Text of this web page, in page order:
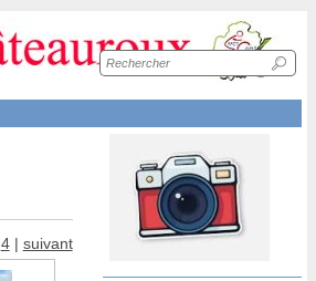
Recherche
sur
site
4| suivant